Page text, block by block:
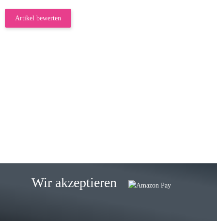
Artikel bewerten
Lieferung, man kann bedenkenlos
Wir akzeptieren